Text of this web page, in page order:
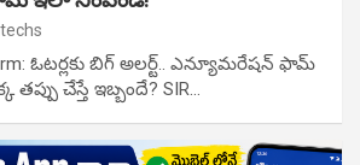
ఓటర్లకు బిగ్ అలర్ట్.. ఎన్యూమరేషన్ ఫామ్
చేస్తే ఇబ్బందే? SIR…